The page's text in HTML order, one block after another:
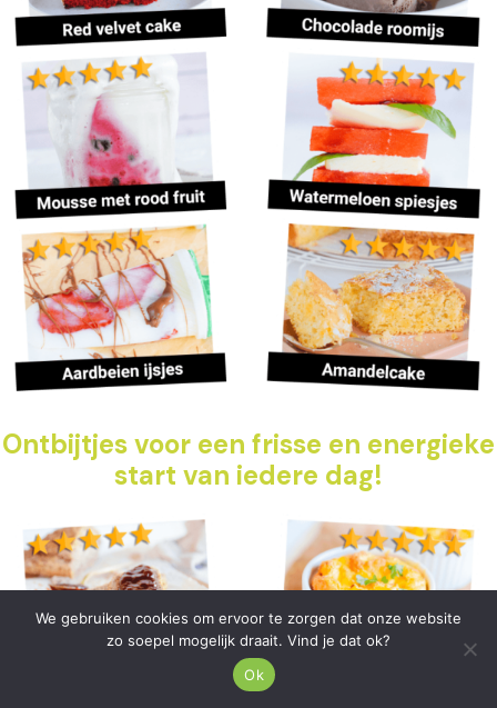
Ontbijtjes voor een frisse en energieke
start van iedere dag!
We gebruiken cookies om ervoor te zorgen dat onze website
zo soepel mogelijk draait. Vind je dat ok?
Ok